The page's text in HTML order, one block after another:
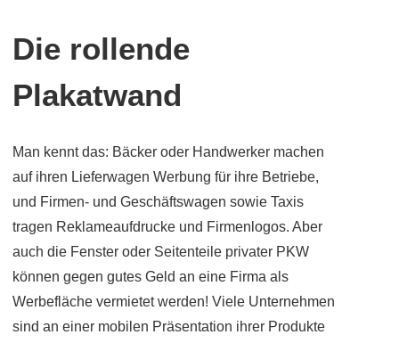
Die rollende
Plakatwand
Man kennt das: Bäcker oder Handwerker machen
auf ihren Lieferwagen Werbung für ihre Betriebe,
und Firmen- und Geschäftswagen sowie Taxis
tragen Reklameaufdrucke und Firmenlogos. Aber
auch die Fenster oder Seitenteile privater PKW
können gegen gutes Geld an eine Firma als
Werbefläche vermietet werden! Viele Unternehmen
sind an einer mobilen Präsentation ihrer Produkte